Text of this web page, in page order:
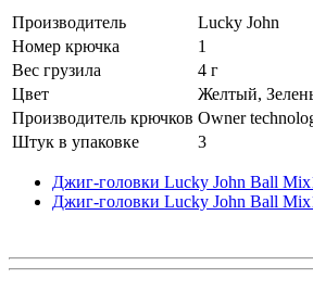
Производитель
Lucky John
Номер крючка
1
Вес грузила
4 г
Цвет
Желтый,
Производитель крючков Owner
Штук в упаковке
3
Джиг-головки Lucky John Ball
Джиг-головки Lucky John Ball